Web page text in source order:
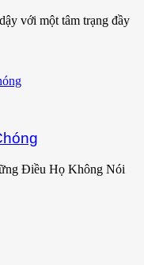
với một tâm trạng đầy
Điều Họ Không Nói